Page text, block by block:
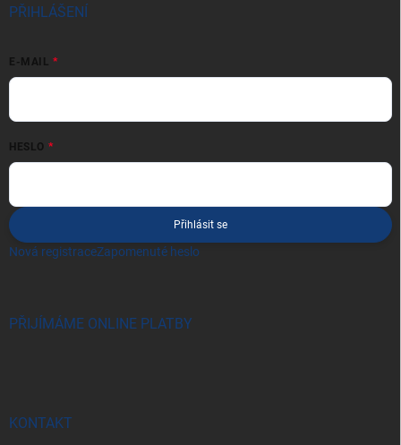
PŘIHLÁŠENÍ
E-MAIL
HESLO
Přihlásit se
Nová registraceZapomenuté heslo
PŘIJÍMÁME ONLINE PLATBY
KONTAKT